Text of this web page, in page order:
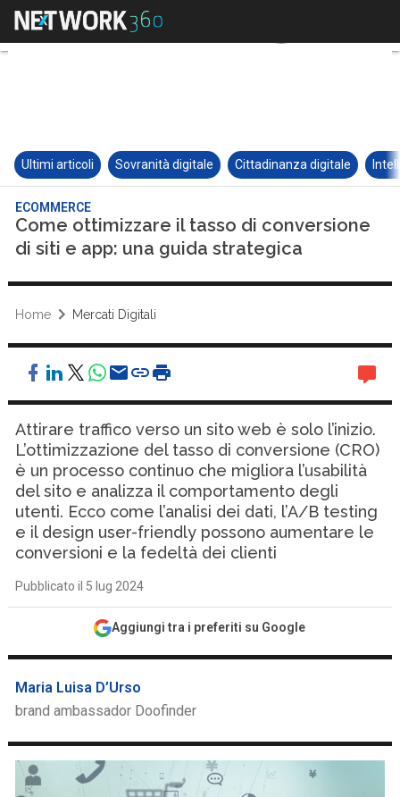
Ultimi articoli Sovranità digitale Cittadinanza digitale
ECOMMERCE
Come ottimizzare il tasso di conversione
di siti e app: una guida strategica
Home Mercati Digitali
Attirare traffico verso un sito web è solo l’inizio.
L’ottimizzazione del tasso di conversione (CRO)
è un processo continuo che migliora l’usabilità
del sito e analizza il comportamento degli
utenti. Ecco come l’analisi dei dati, l’A/B testing
e il design user-friendly possono aumentare le
conversioni e la fedeltà dei clienti
Pubblicato il 5 lug 2024
Aggiungi tra i preferiti su Google
Maria Luisa D’Urso
brand ambassador Doofinder